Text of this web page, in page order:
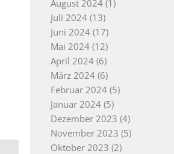
August 2024 (1)
Juli 2024 (13)
Juni 2024 (17)
Mai 2024 (12)
April 2024 (6)
März 2024 (6)
Februar 2024 (5)
Januar 2024 (5)
Dezember 2023 (4)
November 2023 (5)
Oktober 2023 (2)